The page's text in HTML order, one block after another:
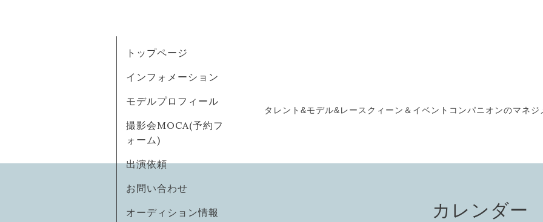
タレント&モデル&レースクィーン＆イベントコンパニオンのマネ
トップページ
インフォメーション
モデルプロフィール
撮影会MOCA(予約フ
ォーム)
出演依頼
お問い合わせ
オーディション情報
カレンダー